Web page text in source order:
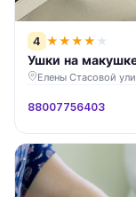
4 ★★★★ ★
Ушки на
Елены Стасовой
88007756403